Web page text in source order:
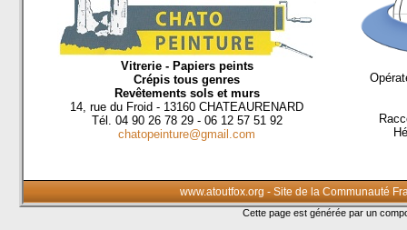
Vitrerie - Papiers peints
Crépis tous genres
Revêtements sols et murs
14, rue du Froid - 13160 CHATEAURENARD
Tél. 04 90 26 78 29 - 06 12 57 51 92
chatopeinture@gmail.com
www.atoutfox.org - Site de la Communauté
Cette page est générée par un